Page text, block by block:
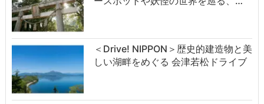
＜Drive! NIPPON＞歴史的建造物と美
しい湖畔をめぐる 会津若松ドライブ